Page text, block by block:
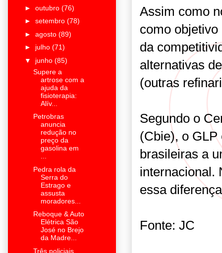
Assim como
como
da
alternativas
(outras
Segundo o
(Cbie), o GLP
brasileiras a
internacional.
essa
Fonte: JC
► outubro (76)
► setembro (78)
► agosto (89)
► julho (71)
▼ junho (85)
Supere a
artrose com a
ajuda da
fisioterapia:
Alív...
Petrobras
anuncia
redução no
preço da
gasolina em
...
Pedra rola da
Serra do
Estrago e
assusta
moradores...
Reboque & Auto
Elétrica São
José no Brejo
da Madre...
Três policiais